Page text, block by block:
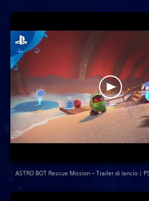
ASTRO BOT Rescue Mission – Trailer di lancio |